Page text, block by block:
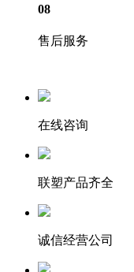
08
售后服务
在线咨询
联塑产品齐全
诚信经营公司